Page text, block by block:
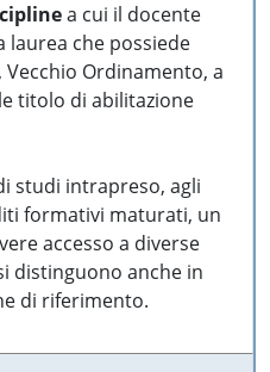
a cui il docente
laurea che possiede
Vecchio Ordinamento, a
titolo di abilitazione
studi intrapreso, agli
formativi maturati, un
accesso a diverse
distinguono anche in
di riferimento.